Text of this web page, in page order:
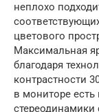
неплохо
цветового
Максимальная
благодаря
контрастности
в мониторе есть